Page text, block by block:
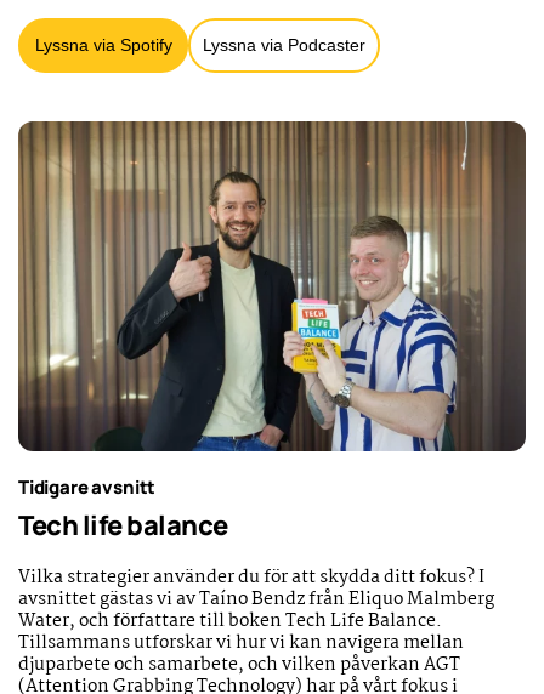
Lyssna via Spotify Lyssna via Podcaster
Tidigare avsnitt
Tech life balance
Vilka strategier använder du för att skydda ditt fokus? I
avsnittet gästas vi av Taíno Bendz från Eliquo Malmberg
Water, och författare till boken Tech Life Balance.
Tillsammans utforskar vi hur vi kan navigera mellan
djuparbete och samarbete, och vilken påverkan AGT
(Attention Grabbing Technology) har på vårt fokus i